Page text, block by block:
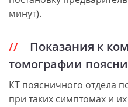
минут).
Показания к
томографии
КТ поясничного отдела
при таких симптомах и